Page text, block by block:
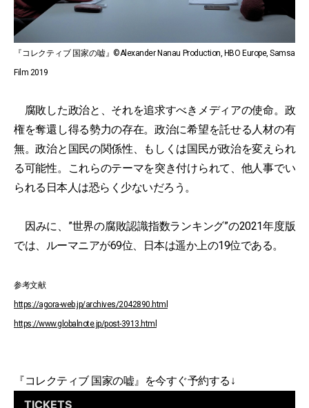
『コレクティブ 国家の嘘』©Alexander Nanau Production, HBO Europe, Samsa
Film 2019
腐敗した政治と、それを追求すべきメディアの使命。政
権を奪還し得る勢力の存在。政治に希望を託せる人材の有
無。政治と国民の関係性、もしくは国民が政治を変えられ
る可能性。これらのテーマを突き付けられて、他人事でい
られる日本人は恐らく少ないだろう。
因みに、”世界の腐敗認識指数ランキング”の2021年度版
では、ルーマニアが69位、日本は遥か上の19位である。
参考文献
https://agora-web.jp/archives/2042890.html
https://www.globalnote.jp/post-3913.html
『コレクティブ 国家の嘘』を今すぐ予約する↓